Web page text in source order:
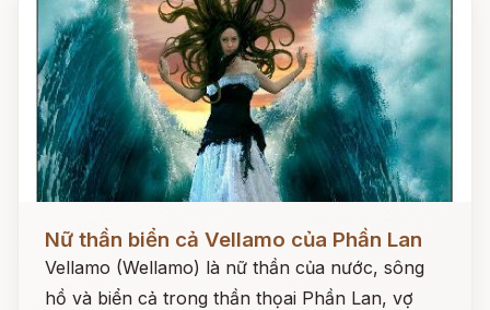
Nữ thần biển cả Vellamo của Phần Lan
Vellamo (Wellamo) là nữ thần của nước, sông
hồ và biển cả trong thần thọai Phần Lan, vợ